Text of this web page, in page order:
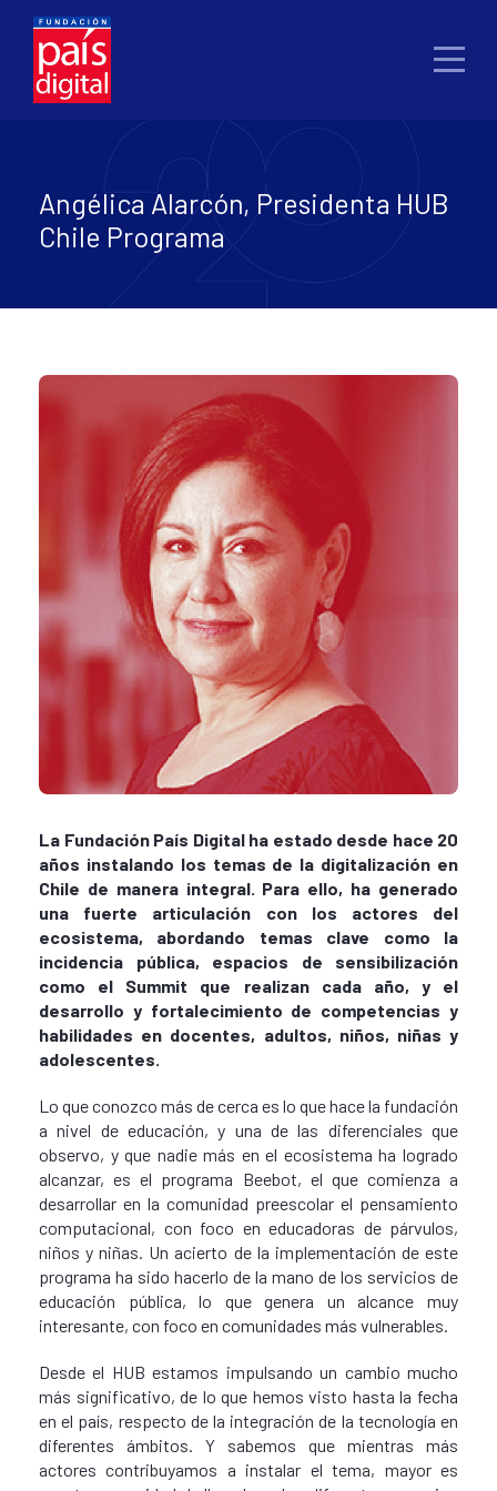
Angélica Alarcón, Presidenta HUB
Chile Programa
La Fundación País Digital ha estado desde hace 20
años instalando los temas de la digitalización en
Chile de manera integral. Para ello, ha generado
una fuerte articulación con los actores del
ecosistema, abordando temas clave como la
incidencia pública, espacios de sensibilización
como el Summit que realizan cada año, y el
desarrollo y fortalecimiento de competencias y
habilidades en docentes, adultos, niños, niñas y
adolescentes.
Lo que conozco más de cerca es lo que hace la fundación
a nivel de educación, y una de las diferenciales que
observo, y que nadie más en el ecosistema ha logrado
alcanzar, es el programa Beebot, el que comienza a
desarrollar en la comunidad preescolar el pensamiento
computacional, con foco en educadoras de párvulos,
niños y niñas. Un acierto de la implementación de este
programa ha sido hacerlo de la mano de los servicios de
educación pública, lo que genera un alcance muy
interesante, con foco en comunidades más vulnerables.
Desde el HUB estamos impulsando un cambio mucho
más significativo, de lo que hemos visto hasta la fecha
en el país, respecto de la integración de la tecnología en
diferentes ámbitos. Y sabemos que mientras más
actores contribuyamos a instalar el tema, mayor es